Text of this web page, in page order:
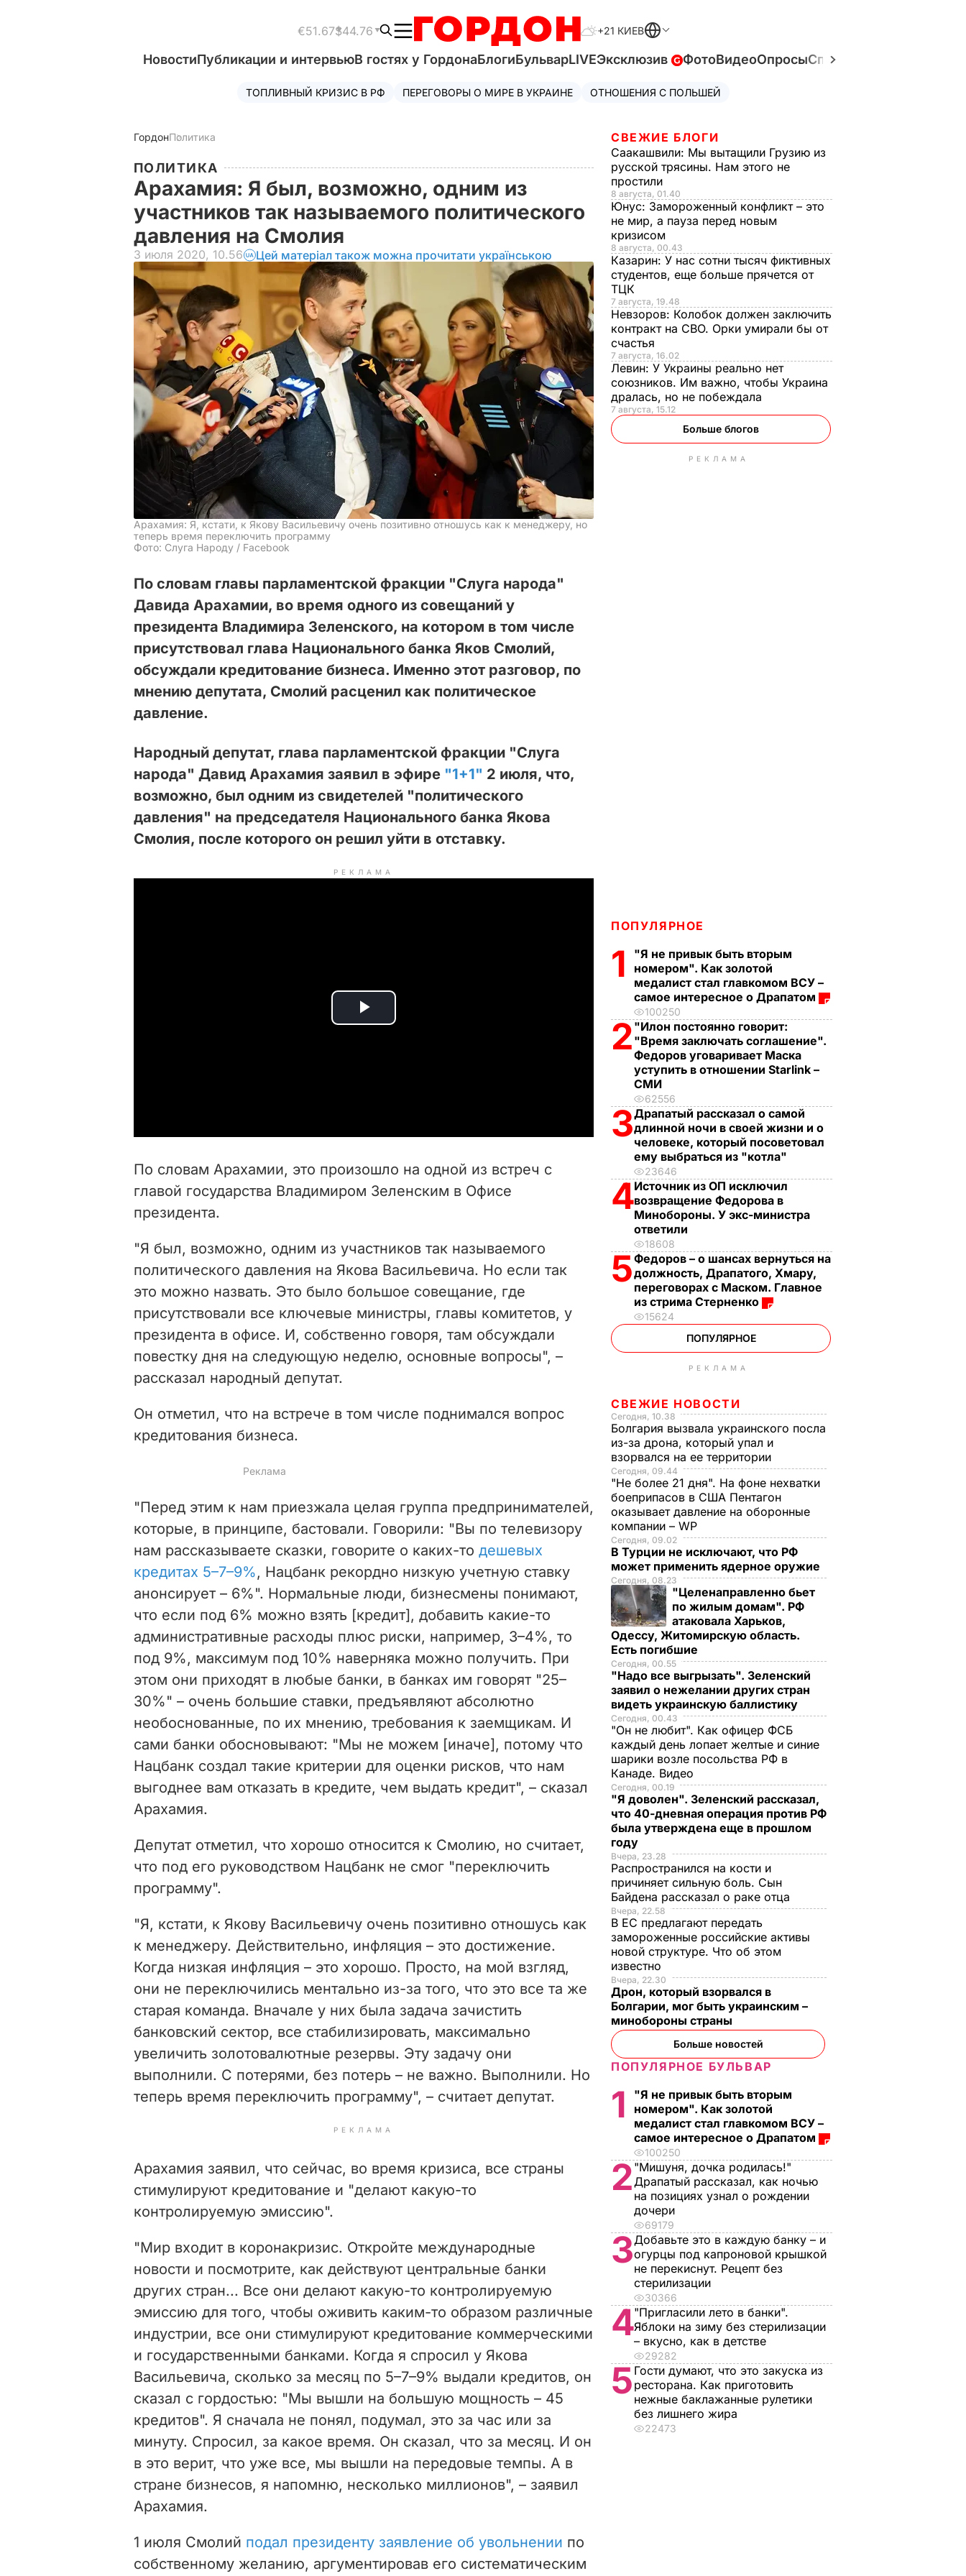
€51.67$44.76 +21 КИЕВ
НовостиПубликации и интервьюВ гостях у ГордонаБлогиБульварLIVEЭксклюзив ФотоВидеоОпросыСпецпроекты
ТОПЛИВНЫЙ КРИЗИС В РФ ПЕРЕГОВОРЫ О МИРЕ В УКРАИНЕ ОТНОШЕНИЯ С ПОЛЬШЕЙ
ГордонПолитика
ПОЛИТИКА
Арахамия: Я был, возможно, одним из
участников так называемого политического
давления на Смолия
3 июля 2020, 10.56 Цей матеріал також можна прочитати українською
Арахамия: Я, кстати, к Якову Васильевичу очень позитивно отношусь как к менеджеру, но
теперь время переключить программу
Фото: Слуга Народу / Facebook
По словам главы парламентской фракции "Слуга народа"
Давида Арахамии, во время одного из совещаний у
президента Владимира Зеленского, на котором в том числе
присутствовал глава Национального банка Яков Смолий,
обсуждали кредитование бизнеса. Именно этот разговор, по
мнению депутата, Смолий расценил как политическое
давление.
Народный депутат, глава парламентской фракции "Слуга
народа" Давид Арахамия заявил в эфире "1+1" 2 июля, что,
возможно, был одним из свидетелей "политического
давления" на председателя Национального банка Якова
Смолия, после которого он решил уйти в отставку.
РЕКЛАМА
P
i
e
o
По словам Арахамии, это произошло на одной из встреч с
главой государства Владимиром Зеленским в Офисе
президента.
"Я был, возможно, одним из участников так называемого
политического давления на Якова Васильевича. Но если так
это можно назвать. Это было большое совещание, где
присутствовали все ключевые министры, главы комитетов, у
президента в офисе. И, собственно говоря, там обсуждали
повестку дня на следующую неделю, основные вопросы", –
рассказал народный депутат.
Он отметил, что на встрече в том числе поднимался вопрос
кредитования бизнеса.
"Перед этим к нам приезжала целая группа предпринимателей,
которые, в принципе, бастовали. Говорили: "Вы по телевизору
нам рассказываете сказки, говорите о каких-то дешевых
кредитах 5–7–9%, Нацбанк рекордно низкую учетную ставку
анонсирует – 6%". Нормальные люди, бизнесмены понимают,
что если под 6% можно взять [кредит], добавить какие-то
административные расходы плюс риски, например, 3–4%, то
под 9%, максимум под 10% наверняка можно получить. При
этом они приходят в любые банки, в банках им говорят "25–
30%" – очень большие ставки, предъявляют абсолютно
необоснованные, по их мнению, требования к заемщикам. И
сами банки обосновывают: "Мы не можем [иначе], потому что
Нацбанк создал такие критерии для оценки рисков, что нам
выгоднее вам отказать в кредите, чем выдать кредит", – сказал
Арахамия.
Депутат отметил, что хорошо относится к Смолию, но считает,
что под его руководством Нацбанк не смог "переключить
программу".
"Я, кстати, к Якову Васильевичу очень позитивно отношусь как
к менеджеру. Действительно, инфляция – это достижение.
Когда низкая инфляция – это хорошо. Просто, на мой взгляд,
они не переключились ментально из-за того, что это все та же
старая команда. Вначале у них была задача зачистить
банковский сектор, все стабилизировать, максимально
увеличить золотовалютные резервы. Эту задачу они
выполнили. С потерями, без потерь – не важно. Выполнили. Но
теперь время переключить программу", – считает депутат.
РЕКЛАМА
Арахамия заявил, что сейчас, во время кризиса, все страны
стимулируют кредитование и "делают какую-то
контролируемую эмиссию".
"Мир входит в коронакризис. Откройте международные
новости и посмотрите, как действуют центральные банки
других стран... Все они делают какую-то контролируемую
эмиссию для того, чтобы оживить каким-то образом различные
индустрии, все они стимулируют кредитование коммерческими
и государственными банками. Когда я спросил у Якова
Васильевича, сколько за месяц по 5–7–9% выдали кредитов, он
сказал с гордостью: "Мы вышли на большую мощность – 45
кредитов". Я сначала не понял, подумал, это за час или за
минуту. Спросил, за какое время. Он сказал, что за месяц. И он
в это верит, что уже все, мы вышли на передовые темпы. А в
стране бизнесов, я напомню, несколько миллионов", – заявил
Арахамия.
1 июля Смолий подал президенту заявление об увольнении по
собственному желанию, аргументировав его систематическим
СВЕЖИЕ БЛОГИ
Саакашвили: Мы вытащили Грузию из
русской трясины. Нам этого не
простили
8 августа, 01.40
Юнус: Замороженный конфликт – это
не мир, а пауза перед новым
кризисом
8 августа, 00.43
Казарин: У нас сотни тысяч фиктивных
студентов, еще больше прячется от
ТЦК
7 августа, 19.48
Невзоров: Колобок должен заключить
контракт на СВО. Орки умирали бы от
счастья
7 августа, 16.02
Левин: У Украины реально нет
союзников. Им важно, чтобы Украина
дралась, но не побеждала
7 августа, 15.12
Больше блогов
РЕКЛАМА
ПОПУЛЯРНОЕ
1
"Я не привык быть вторым
номером". Как золотой
медалист стал главкомом ВСУ –
самое интересное о Драпатом
100250
2 "Илон постоянно говорит:
"Время заключать соглашение".
Федоров уговаривает Маска
уступить в отношении Starlink –
СМИ
62556
3Драпатый рассказал о самой
длинной ночи в своей жизни и о
человеке, который посоветовал
ему выбраться из "котла"
23646
4Источник из ОП исключил
возвращение Федорова в
Минобороны. У экс-министра
ответили
18608
5Федоров – о шансах вернуться на
должность, Драпатого, Хмару,
переговорах с Маском. Главное
из стрима Стерненко
15624
ПОПУЛЯРНОЕ
РЕКЛАМА
СВЕЖИЕ НОВОСТИ
Сегодня, 10.38
Болгария вызвала украинского посла
из-за дрона, который упал и
взорвался на ее территории
Сегодня, 09.44
"Не более 21 дня". На фоне нехватки
боеприпасов в США Пентагон
оказывает давление на оборонные
компании – WP
Сегодня, 09.02
В Турции не исключают, что РФ
может применить ядерное оружие
Сегодня, 08.23
"Целенаправленно бьет
по жилым домам". РФ
атаковала Харьков,
Одессу, Житомирскую область.
Есть погибшие
Сегодня, 00.55
"Надо все выгрызать". Зеленский
заявил о нежелании других стран
видеть украинскую баллистику
Сегодня, 00.43
"Он не любит". Как офицер ФСБ
каждый день лопает желтые и синие
шарики возле посольства РФ в
Канаде. Видео
Сегодня, 00.19
"Я доволен". Зеленский рассказал,
что 40-дневная операция против РФ
была утверждена еще в прошлом
году
Вчера, 23.28
Распространился на кости и
причиняет сильную боль. Сын
Байдена рассказал о раке отца
Вчера, 22.58
В ЕС предлагают передать
замороженные российские активы
новой структуре. Что об этом
известно
Вчера, 22.30
Дрон, который взорвался в
Болгарии, мог быть украинским –
минобороны страны
Больше новостей
ПОПУЛЯРНОЕ БУЛЬВАР
1
"Я не привык быть вторым
номером". Как золотой
медалист стал главкомом ВСУ –
самое интересное о Драпатом
100250
2 "Мишуня, дочка родилась!"
Драпатый рассказал, как ночью
на позициях узнал о рождении
дочери
69179
3Добавьте это в каждую банку – и
огурцы под капроновой крышкой
не перекиснут. Рецепт без
стерилизации
30366
4"Пригласили лето в банки".
Яблоки на зиму без стерилизации
– вкусно, как в детстве
29282
5 Гости думают, что это закуска из
ресторана. Как приготовить
нежные баклажанные рулетики
без лишнего жира
22473